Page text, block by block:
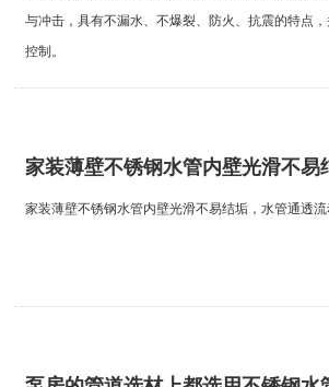
与冲击，具有不漏水、不爆裂、防火、抗震的特点
控制。
家装薄壁不锈钢水管内壁光滑不易
家装薄壁不锈钢水管内壁光滑不易结垢，水管通透